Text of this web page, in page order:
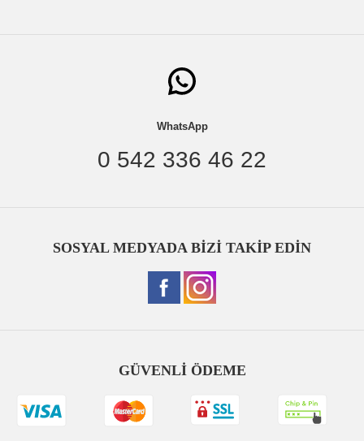
WhatsApp
0 542 336 46 22
SOSYAL MEDYADA BİZİ TAKİP EDİN
GÜVENLİ ÖDEME